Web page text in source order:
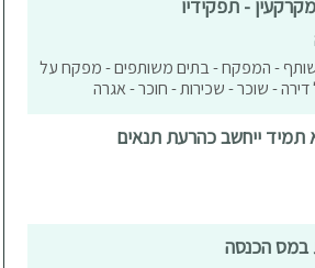
- תפקידיו
- המפקח - בתים משותפים - מפקח על
- שוכר - שכירות - חוכר - אגרה
ייחשב כהרעת תנאים
במס הכנסה